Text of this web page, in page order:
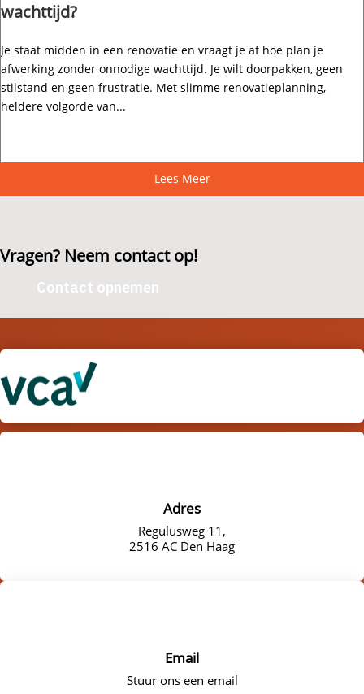
Lees Meer
Lees Meer
wachttijd?
Je staat midden in een renovatie en vraagt je af hoe plan je
afwerking zonder onnodige wachttijd.​ Je wilt doorpakken, geen
stilstand en geen frustratie.​ Met slimme renovatieplanning,
heldere volgorde van...
Lees Meer
Vragen? Neem contact op!
Contact opnemen
Adres
Regulusweg 11,
2516 AC Den Haag
Email
Stuur ons een email